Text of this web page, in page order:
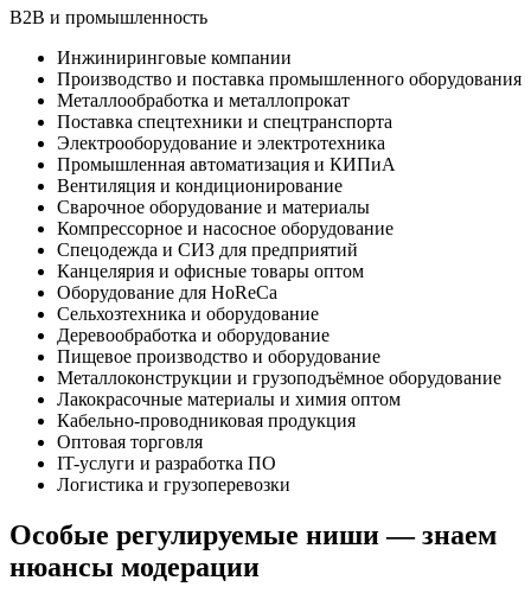
B2B и промышленность
Инжиниринговые компании
Производство и поставка промышленного оборудования
Металлообработка и металлопрокат
Поставка спецтехники и спецтранспорта
Электрооборудование и электротехника
Промышленная автоматизация и КИПиА
Вентиляция и кондиционирование
Сварочное оборудование и материалы
Компрессорное и насосное оборудование
Спецодежда и СИЗ для предприятий
Канцелярия и офисные товары оптом
Оборудование для HoReCa
Сельхозтехника и оборудование
Деревообработка и оборудование
Пищевое производство и оборудование
Металлоконструкции и грузоподъёмное оборудование
Лакокрасочные материалы и химия оптом
Кабельно-проводниковая продукция
Оптовая торговля
IT-услуги и разработка ПО
Логистика и грузоперевозки
Особые регулируемые ниши — знаем
нюансы модерации